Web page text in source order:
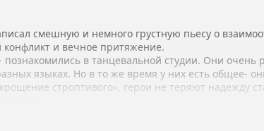
смешную и немного грустную пьесу о
и вечное притяжение.
в танцевальной студии. Они очень
языках. Но в то же время у них есть общее-
строптивого», герои не теряют надежду